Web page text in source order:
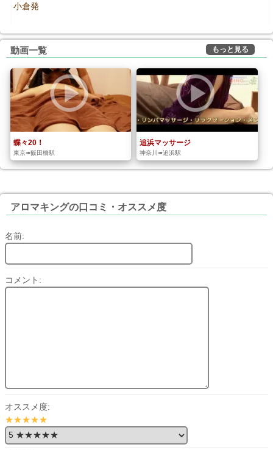
小倉発
動画一覧 もっと見る
蝶々20！
東京➠飯田橋駅
追浜マッサージ
神奈川➠追浜駅
アロマキングの口コミ・オススメ度
名前:
コメント:
オススメ度:
★★★★★